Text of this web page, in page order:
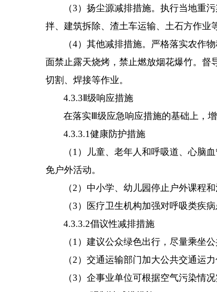
（3）扬尘源减排措施。执行当地重
拌、建筑拆除、渣土车运输、土石方作业
（4）其他减排措施。严格落实农作
面禁止露天烧烤 ，禁止燃放烟花爆竹。 督
切割、焊接等作业。
4.3.3Ⅱ级响应措施
在落实Ⅲ级应急响应措施的基础上，
4.3.3.1健康防护措施
（1 ）儿童、老年人和呼吸道、心脑
免户外活动。
（2）中小学、幼儿园停止户外课程
（3）医疗卫生机构加强对呼吸类疾
4.3.3.2倡议性减排措施
（1 ）建议公众绿色出行，尽量乘坐
（2）交通运输部门加大公共交通运
（3）企事业单位可根据空气污染情